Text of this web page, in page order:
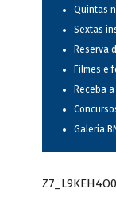
Quintas
Sextas
Reserva
Filmes e
Receba
Galeria